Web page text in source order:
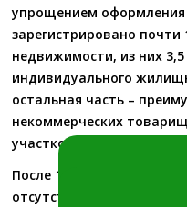
упрощением оформления
зарегистрировано
недвижимости, из них
индивидуального
остальная часть –
некоммерческих
участков. Итоги 2019 г.
После 1 марта все
отсутствия сведений о